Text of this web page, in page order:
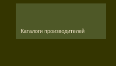
Каталоги производителей